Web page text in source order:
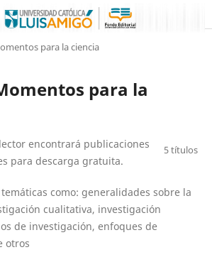
para la ciencia
para la
5 títulos
encontrará publicaciones
para descarga gratuita.
como: generalidades sobre la
cualitativa, investigación
de investigación, enfoques de
otros